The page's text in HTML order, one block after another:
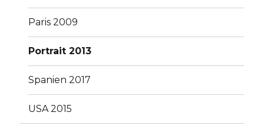
Paris 2009
Portrait 2013
Spanien 2017
USA 2015